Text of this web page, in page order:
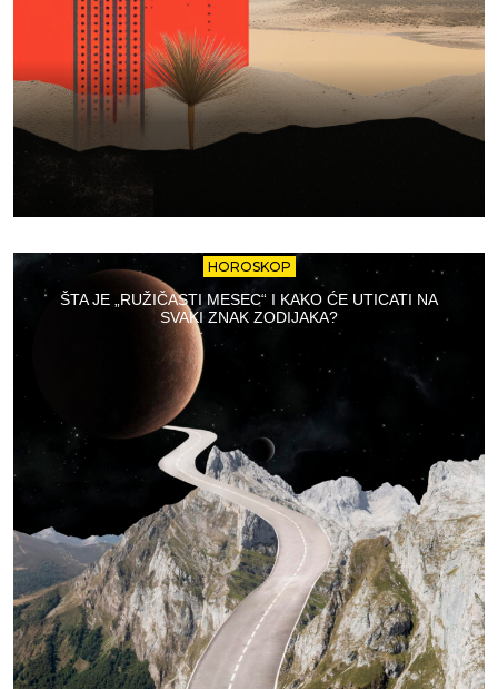
HOROSKOP
ŠTA JE „RUŽIČASTI MESEC“ I KAKO ĆE UTICATI NA
SVAKI ZNAK ZODIJAKA?